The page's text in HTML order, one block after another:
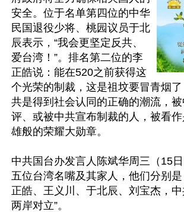
安全。位于名单第四位的中华
民国退役少将、桃园议员于北
辰表示，“我会更坚定反共、
爱台湾！”。排名第二位的李
正皓说：能在520之前获得这
个光荣的制裁，这是祖坟要冒青烟
共是得到社会认同的正确的潮流，
评、或被中共宣布制裁的人，被看
雄般的荣耀大勋章。
中共国台办发言人陈斌华周三（15
五位台湾名嘴及其家人，他们分别
正皓、王义川、于北辰、刘宝杰，中
两岸对立”。